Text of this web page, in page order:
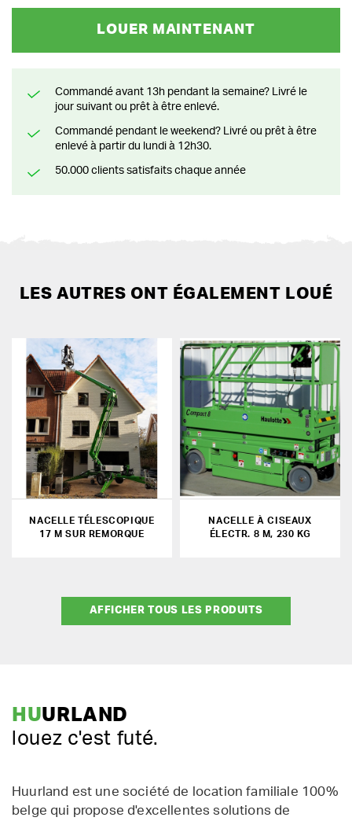
LOUER MAINTENANT
Commandé avant 13h pendant la semaine? Livré le
jour suivant ou prêt à être enlevé.
Commandé pendant le weekend? Livré ou prêt à être
enlevé à partir du lundi à 12h30.
50.000 clients satisfaits chaque année
LES AUTRES ONT ÉGALEMENT LOUÉ
NACELLE TÉLESCOPIQUE
17 M SUR REMORQUE
NACELLE À CISEAUX
ÉLECTR. 8 M, 230 KG
AFFICHER TOUS LES PRODUITS
HUURLAND
louez c'est futé.
Huurland est une société de location familiale 100%
belge qui propose d'excellentes solutions de